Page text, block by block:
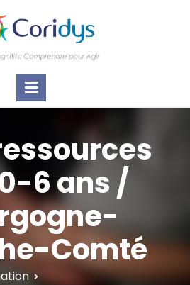
CORIDYS – Troubles
association loi 1901, 4 pôles
Information Accompagnement
E­xpertise Formations autour des
6 ans /
Comté